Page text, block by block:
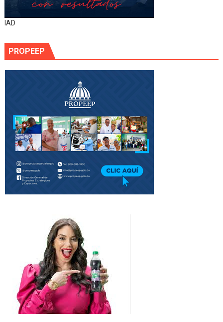
IAD
PROPEEP